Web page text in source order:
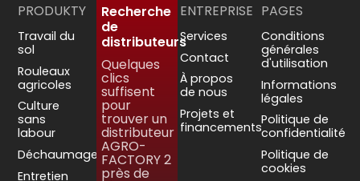
ENTREPRISE
Services
Contact
À propos
de nous
Projets et
financements
PAGES
Conditions
générales
d'utilisation
Informations
légales
Politique de
confidentialité
Politique de
cookies
PRODUKTY
Travail du
sol
Rouleaux
agricoles
Culture
sans
labour
Déchaumage
Entretien
Recherche
de
distributeurs
Quelques
clics
suffisent
pour
trouver un
distributeur
AGRO-
FACTORY 2
près de